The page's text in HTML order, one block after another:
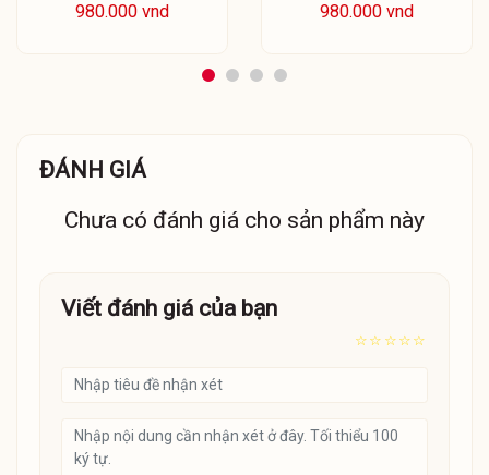
980.000 vnd 980.000 vnd
ĐÁNH GIÁ
Chưa có đánh giá cho sản phẩm này
Viết đánh giá của bạn
☆
☆
☆
☆
☆